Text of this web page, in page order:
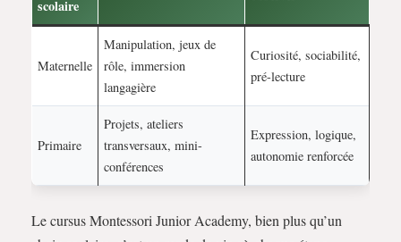
scolaire
Maternelle
Manipulation, jeux de
rôle, immersion
langagière
Curiosité, sociabilité,
pré-lecture
Primaire
Projets, ateliers
transversaux, mini-
conférences
Expression, logique,
autonomie renforcée
Le cursus Montessori Junior Academy, bien plus qu’un